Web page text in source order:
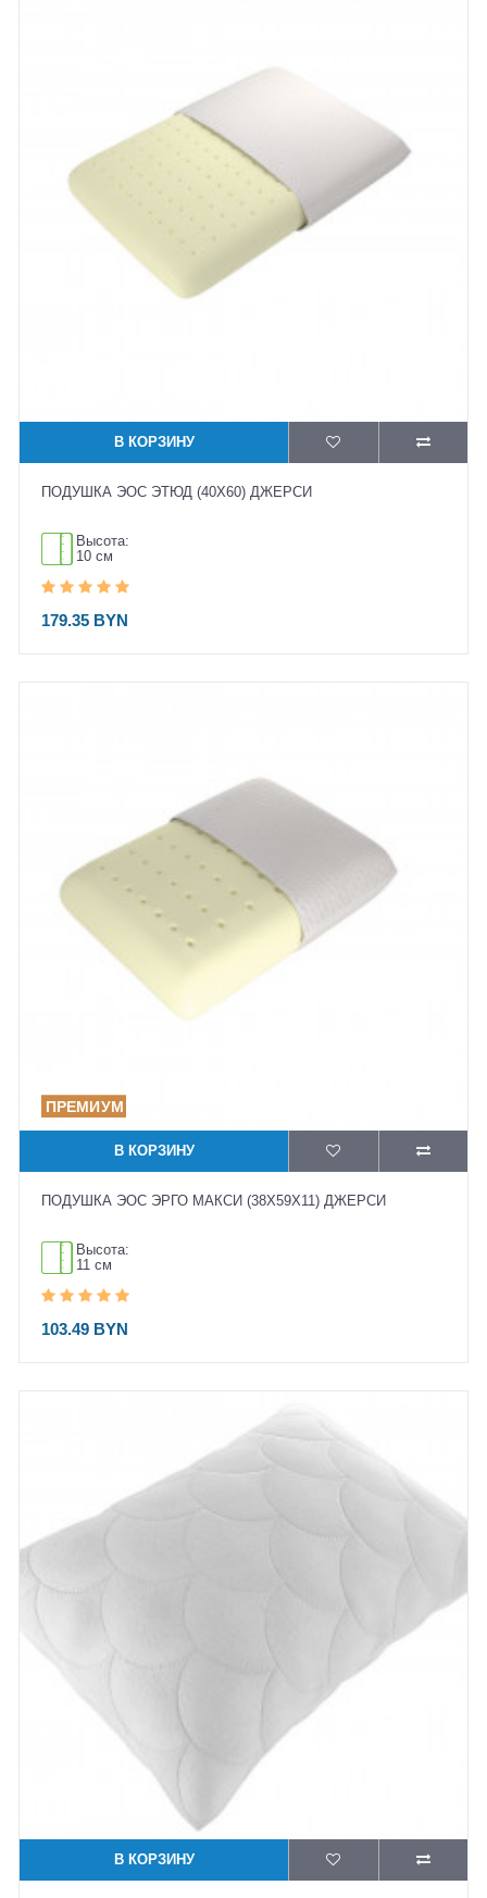
В КОРЗИНУ
ПОДУШКА ЭОС ЭТЮД (40X60) ДЖЕРСИ
Высота:
10 см
179.35 BYN
В КОРЗИНУ
ПОДУШКА ЭОС ЭРГО МАКСИ (38X59X11) ДЖЕРСИ
Высота:
11 см
103.49 BYN
В КОРЗИНУ